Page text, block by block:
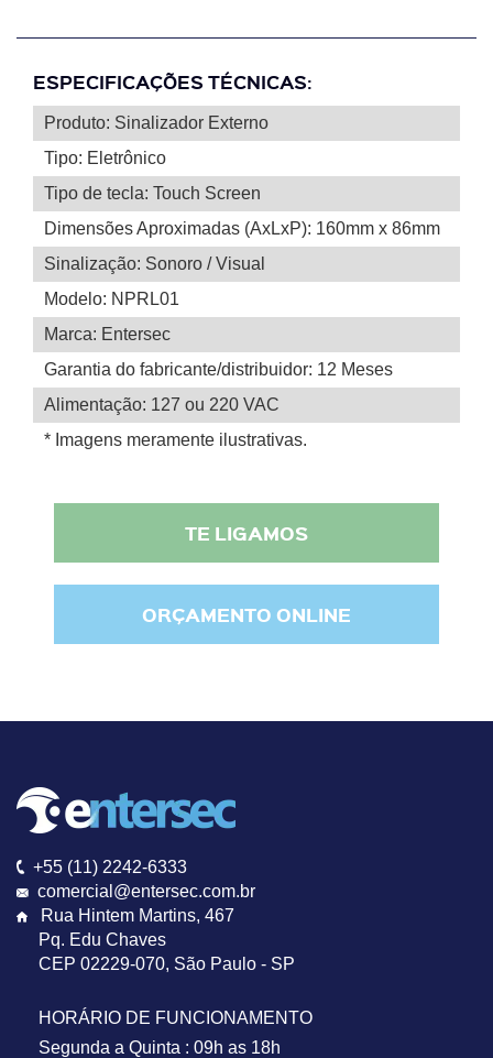
ESPECIFICAÇÕES TÉCNICAS:
Produto: Sinalizador Externo
Tipo: Eletrônico
Tipo de tecla: Touch Screen
Dimensões Aproximadas (AxLxP): 160mm x 86mm
Sinalização: Sonoro / Visual
Modelo: NPRL01
Marca: Entersec
Garantia do fabricante/distribuidor: 12 Meses
Alimentação: 127 ou 220 VAC
* Imagens meramente ilustrativas.
TE LIGAMOS
ORÇAMENTO ONLINE
+55 (11) 2242-6333
comercial@entersec.com.br
Rua Hintem Martins, 467
Pq. Edu Chaves
CEP 02229-070, São Paulo - SP
HORÁRIO DE FUNCIONAMENTO
Segunda a Quinta : 09h as 18h